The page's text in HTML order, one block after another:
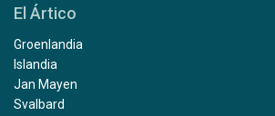
El Ártico
Groenlandia
Islandia
Jan Mayen
Svalbard